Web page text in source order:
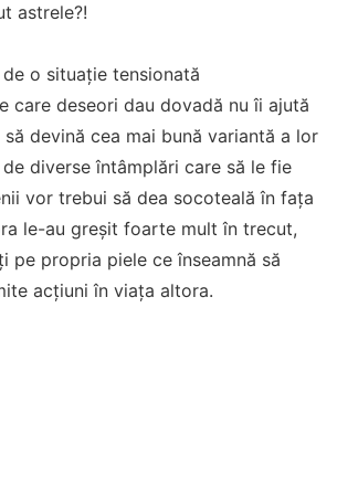
astrele?!
o situație tensionată
care deseori dau dovadă nu îi ajută
devină cea mai bună variantă a lor
diverse întâmplări care să le fie
vor trebui să dea socoteală în fața
le-au greșit foarte mult în trecut,
pe propria piele ce înseamnă să
acțiuni în viața altora.